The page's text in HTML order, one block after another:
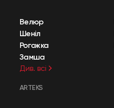
Велюр
Шеніл
Рогожка
Замша
Див. всі
ARTEKS